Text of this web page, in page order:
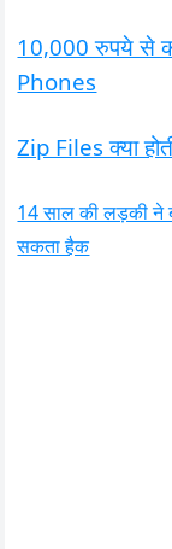
10,000 रुपये से
Phones
Zip Files क्या
14 साल की लड़की ने
सकता हैक